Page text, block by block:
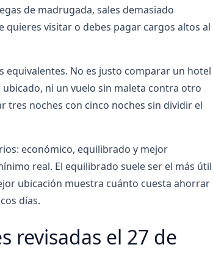
de madrugada, sales demasiado
visitar o debes pagar cargos altos al
equivalentes. No es justo comparar un hotel
ni un vuelo sin maleta contra otro
tres noches con cinco noches sin dividir el
económico, equilibrado y mejor
real. El equilibrado suele ser el más útil
ubicación muestra cuánto cuesta ahorrar
días.
revisadas el 27 de